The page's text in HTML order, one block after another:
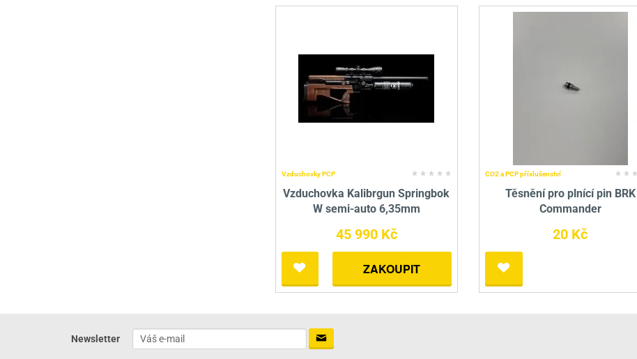
Vzduchovky PCP
Vzduchovka Kalibrgun Springbok
W semi-auto 6,35mm
45 990 Kč
ZAKOUPIT
CO2 a PCP příslušenství
Těsnění pro plnící pin BRK
Commander
20 Kč
Newsletter